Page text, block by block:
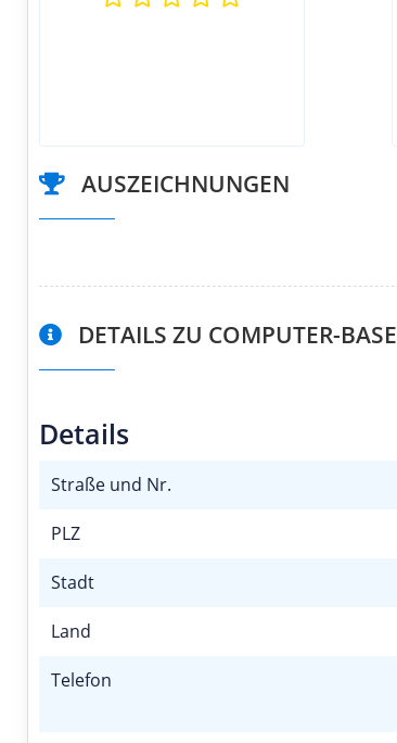
AUSZEICHNUNGEN
DETAILS ZU COMPUTER-BASE
Details
Straße und Nr.
PLZ
Stadt
Land
Telefon